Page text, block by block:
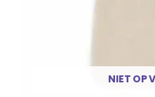
NIET OP